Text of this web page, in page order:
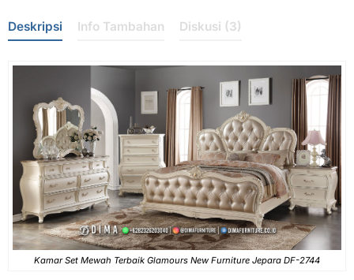
Deskripsi Info Tambahan Diskusi (3)
Kamar Set Mewah Terbaik Glamours New Furniture Jepara DF-2744